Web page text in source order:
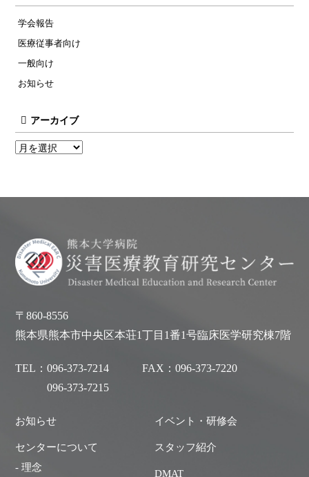
学会報告
医療従事者向け
一般向け
お知らせ
アーカイブ
〒860-8556
熊本県熊本市中央区本荘1丁目1番1号臨床医学研究棟7階
TEL：096-373-7214
096-373-7215
FAX：096-373-7220
お知らせ
センターについて
- 理念
イベント・研修会
スタッフ紹介
DMAT